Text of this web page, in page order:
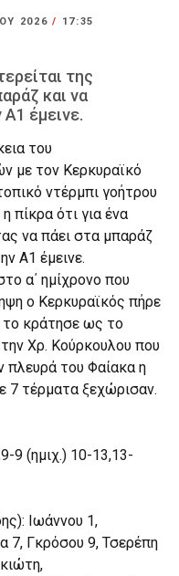
2026/
17:35
της
και να
έμεινε.
του
με τον Κερκυραϊκό
ντέρμπι γοήτρου
πίκρα ότι για ένα
να πάει στα μπαράζ
Α1 έμεινε.
α΄ ημίχρονο που
ο Κερκυραϊκός πήρε
το κράτησε ως το
Χρ. Κούρκουλου που
πλευρά του Φαίακα η
7 τέρματα ξεχώρισαν.
9 (ημιχ.) 10-13,13-
Ιωάννου 1,
7, Γκρόσου 9, Τσερέπη